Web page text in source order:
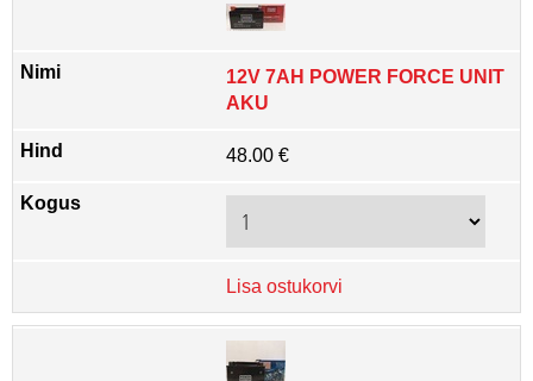
12V 7AH POWER FORCE UNIT
AKU
48.00 €
Lisa ostukorvi